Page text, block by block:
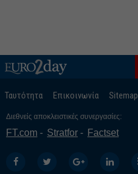
Ταυτότητα Επικοινωνία Sitemap
Διεθνείς αποκλειστικές συνεργασίες:
FT.com Stratfor Factset